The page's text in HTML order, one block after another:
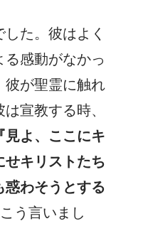
た。彼はよく
感動がなかっ
彼が聖霊に触れ
宣教する時、
見よ、ここにキ
せキリストたち
わそうとする
う言いまし